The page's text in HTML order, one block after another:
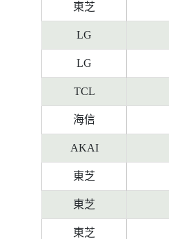
東芝
LG
LG
TCL
海信
AKAI
東芝
東芝
東芝